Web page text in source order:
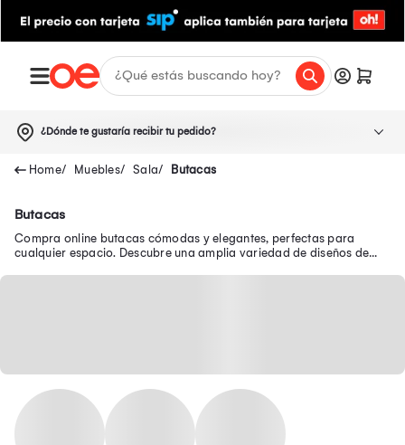
¿Dónde te gustaría recibir tu pedido?
Muebles Sala Butacas
Butacas
Compra online butacas cómodas y elegantes, perfectas para
cualquier espacio. Descubre una amplia variedad de diseños de